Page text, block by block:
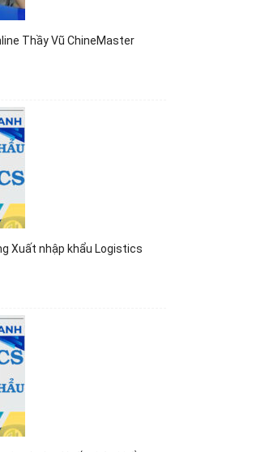
Thầy Vũ ChineMaster
Xuất nhập khẩu Logistics